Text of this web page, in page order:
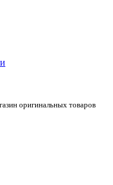
оригинальных товаров